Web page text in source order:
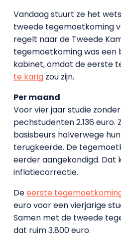
Vandaag stuurt ze het
tweede tegemoetkoming
regelt naar de Tweede
tegemoetkoming was een
kabinet, omdat de eerste
te karigzou zijn.
Per maand
Voor vier jaar studie
pechstudenten 2.136 euro.
basisbeurs halverwege
terugkeerde. De
eerder aangekondigd. Dat
inflatiecorrectie.
Deeerste
euro voor een vierjarige
Samen met de tweede
dat ruim 3.800 euro.